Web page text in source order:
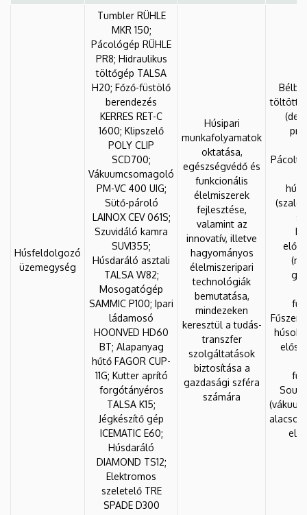
Húsfeldolgozó
üzemegység
Tumbler RÜHLE
MKR 150;
Pácológép RÜHLE
PR8; Hidraulikus
töltőgép TALSA
H20; Főző-füstölő
berendezés
KERRES RET-C
1600; Klipszelő
POLY CLIP
SCD700;
Vákuumcsomagoló
PM-VC 400 UIG;
Sütő-pároló
LAINOX CEV 061S;
Szuvidáló kamra
SUVI355;
Húsdaráló asztali
TALSA W82;
Mosogatógép
SAMMIC P100; Ipari
ládamosó
HOONVED HD60
BT; Alapanyag
hűtő FAGOR CUP-
11G; Kutter aprító
forgótányéros
TALSA K15;
Jégkészítő gép
ICEMATIC E60;
Húsdaráló
DIAMOND TS12;
Elektromos
szeletelő TRE
SPADE D300
Húsipari
munkafolyamatok
oktatása,
egészségvédő és
funkcionális
élelmiszerek
fejlesztése,
valamint az
innovatív, illetve
hagyományos
élelmiszeripari
technológiák
bemutatása,
mindezeken
keresztül a tudás-
transzfer
szolgáltatások
biztosítása a
gazdasági szféra
számára
Bélbe
töltött
Pácolt-
húsok